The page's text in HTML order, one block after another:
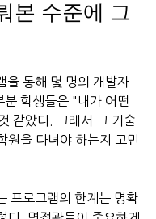
본 수준에 그
을 통해 몇 명의 개발자
학생들은 "내가 어떤
같았다. 그래서 그 기술
원을 다녀야 하는지 고민
프로그램의 한계는 명확